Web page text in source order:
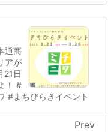
通商
アが
21日
！ #
#まちびらきイベント
Prev